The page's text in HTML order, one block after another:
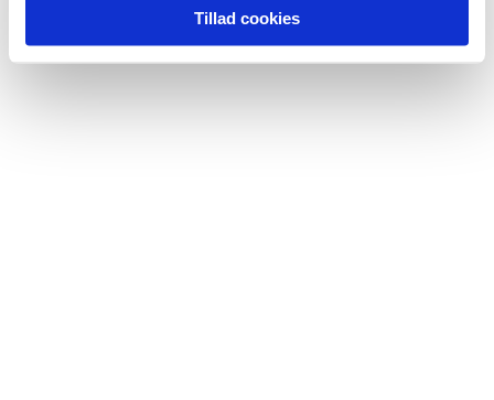
Tillad cookies